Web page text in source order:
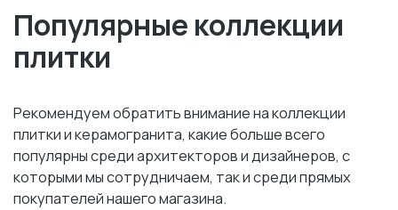
Популярные коллекции
плитки
Рекомендуем обратить внимание на коллекции
плитки и керамогранита, какие больше всего
популярны среди архитекторов и дизайнеров, с
которыми мы сотрудничаем, так и среди прямых
покупателей нашего магазина.